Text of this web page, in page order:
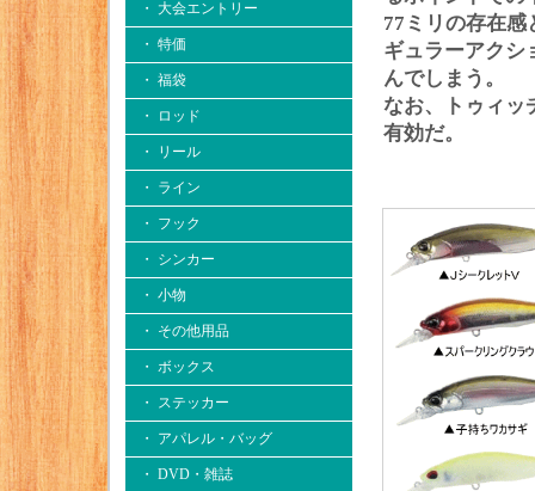
・ 大会エントリー
・ 特価
・ 福袋
・ ロッド
・ リール
・ ライン
・ フック
・ シンカー
・ 小物
・ その他用品
・ ボックス
・ ステッカー
・ アパレル・バッグ
・ DVD・雑誌
77ミリの存在
ギュラーアクシ
んでしまう。
なお、トゥィッ
有効だ。